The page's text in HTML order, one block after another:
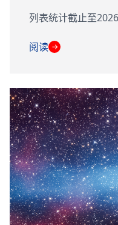
列表统计截止至
阅读 →